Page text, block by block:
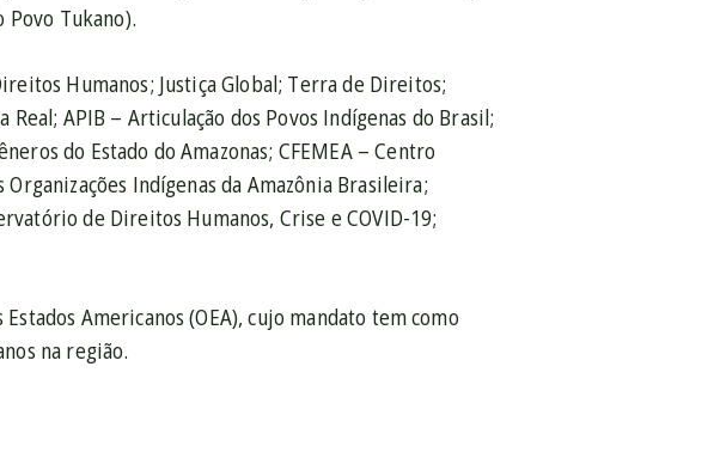
Tukano).
Humanos; Justiça Global; Terra de Direitos;
APIB – Articulação dos Povos Indígenas do Brasil;
do Estado do Amazonas; CFEMEA – Centro
Indígenas da Amazônia Brasileira;
de Direitos Humanos, Crise e COVID-19;
Americanos (OEA), cujo mandato tem como
na região.